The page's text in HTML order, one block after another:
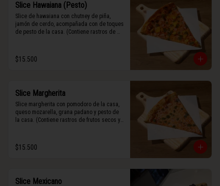
Slice Hawaiana (Pesto)
Slice de hawaiana con chutney de piña,
jamón de cerdo, acompañada con de toques
de pesto de la casa. (Contiene rastros de
$15.500
Slice Margherita
Slice margherita con pomodoro de la casa,
queso mozarella, grana padano y pesto de
la casa. (Contiene rastros de frutos secos y
$15.500
Slice Mexicano